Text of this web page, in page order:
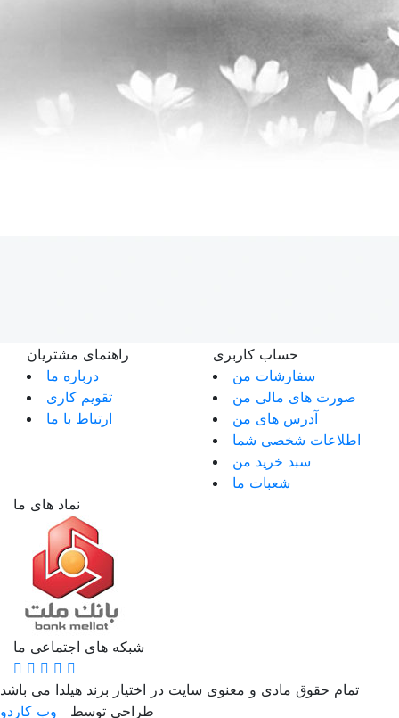
راهنمای مشتریان
درباره ما
تقویم کاری
ارتباط با ما
حساب کاربری
سفارشات من
صورت های مالی من
آدرس های من
اطلاعات شخصی شما
سبد خرید من
شعبات ما
نماد های ما
شبکه های اجتماعی ما
تمام حقوق مادی و معنوی سایت در اختیار برند هیلدا می باشد
طراحی توسط
وب کاردو